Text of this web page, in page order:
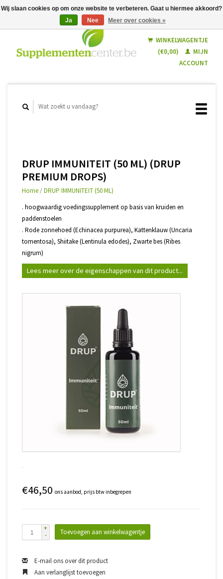
Nederlands
WINKELWAGENTJE
(€0,00)
MIJN
ACCOUNT
DRUP IMMUNITEIT (50 ML) (DRUP
PREMIUM DROPS)
Home /DRUP IMMUNITEIT (50 ML)
. hoogwaardig voedingssupplement op basis van kruiden en
paddenstoelen
. Rode zonnehoed (Echinacea purpurea), Kattenklauw (Uncaria
tomentosa), Shiitake (Lentinula edodes), Zwarte bes (Ribes
nigrum)
Lees meer over de eigenschappen van dit product...
€46,50 ons aanbod, prijs btw inbegrepen
+
-
Toevoegen aan winkelwagentje
E-mail ons over dit product
Aan verlanglijst toevoegen
Wij slaan cookies op om onze website te verbeteren. Gaat u hiermee akkoord?
Ja
Nee Meer over cookies »